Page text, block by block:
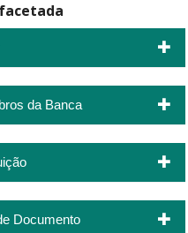
da Banca
Documento